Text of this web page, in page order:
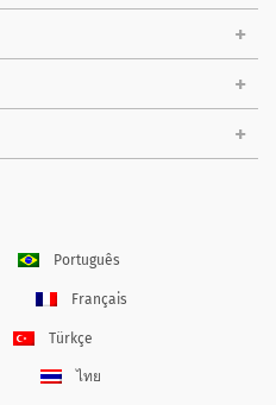
Português
Français
Türkçe
ไทย